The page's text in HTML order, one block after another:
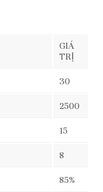
GIÁ
TRỊ
30
2500
15
8
85%